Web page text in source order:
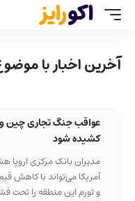
آخرین اخبار با
عواقب جنگ تجاری چین و
کشیده شود
مدیران بانک مرکزی اروپا
آمریکا می‌تواند با کاهش
و تورم این منطقه را تحت فشار